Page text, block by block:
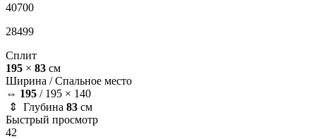
40700
28499
Сплит
195 × 83 см
Ширина /Спальное место
⇔ 195 / 195 × 140
⇕ Глубина 83 см
Быстрый просмотр
42